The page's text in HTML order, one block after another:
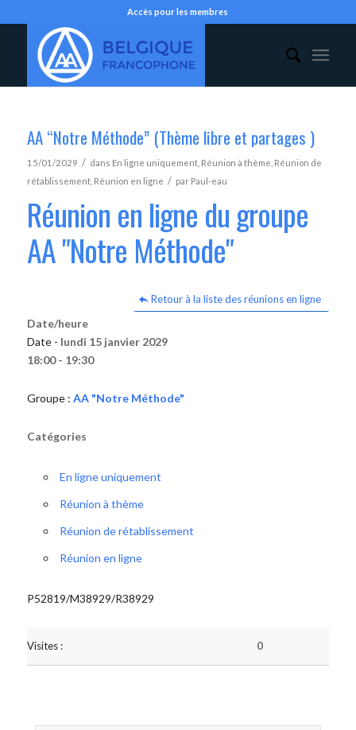
Accès pour les membres
AA “Notre Méthode” (Thème libre et partages )
15/01/2029 / dans En ligne uniquement, Réunion à thème Réunion de
rétablissement, Réunion en ligne / par Paul-eau
Réunion en ligne du groupe
AA "Notre Méthode"
Retour à la liste des réunions en ligne
Date/heure
Date - lundi 15 janvier 2029
18:00 - 19:30
Groupe : AA "Notre Méthode"
Catégories
En ligne uniquement
Réunion à thème
Réunion de rétablissement
Réunion en ligne
P52819/M38929/R38929
Visites : 0